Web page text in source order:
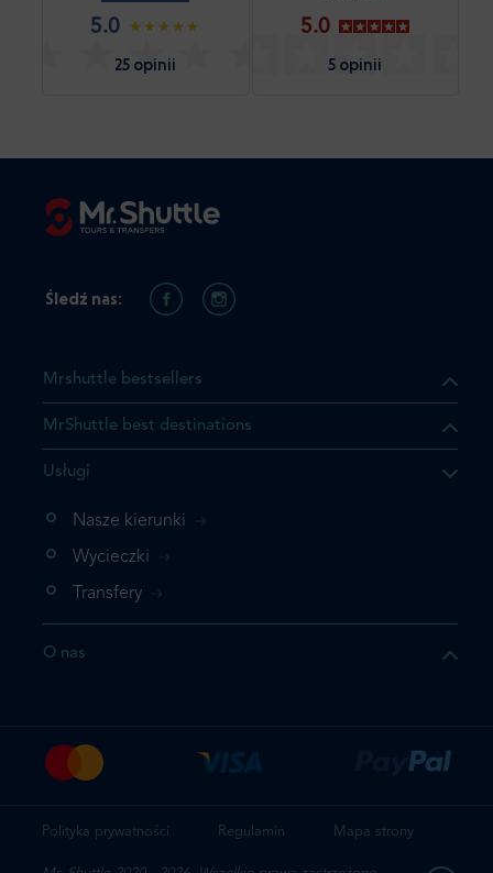
5.0
25 opinii
5.0
5 opinii
którego szukasz jest już
nie chcesz dodawać go
Mrshuttle bestsellers
MrShuttle best destinations
Usługi
Nasze kierunki
Wycieczki
Transfery
O nas
Śledź nas:
Polityka prywatności Regulamin Mapa strony